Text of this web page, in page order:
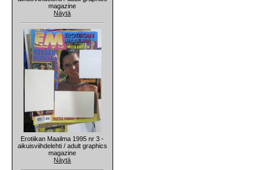
magazine
Näytä
Erotiikan Maailma 1995 nr 3 -
aikuisviihdelehti / adult graphics
magazine
Näytä